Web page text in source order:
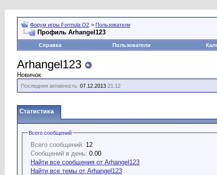
Форум игры Formula O2 > Пользователи
Профиль Arhangel123
Справка Пользователи
Arhangel123
Новичок
Последняя активность: 07.12.2013 21:12
Статистика
Всего сообщений
Всего сообщений: 12
Сообщений в день: 0.00
Найти все сообщения от Arhangel123
Найти все темы от Arhangel123